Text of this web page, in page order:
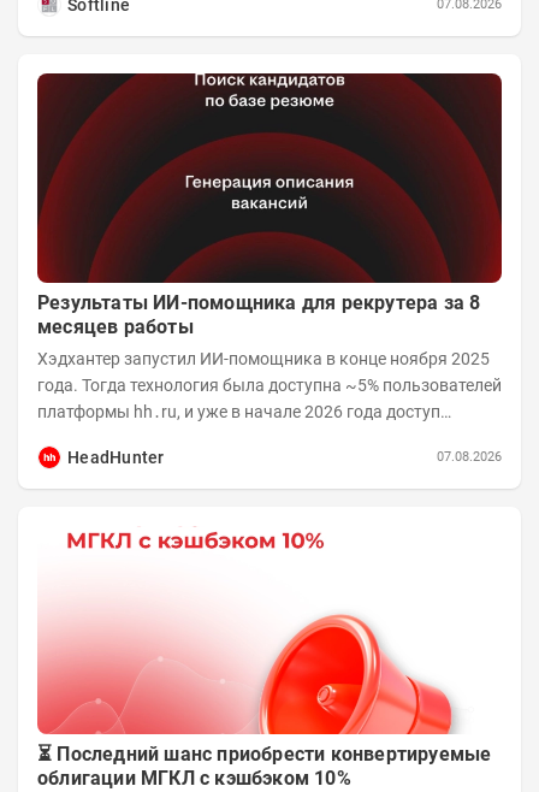
Softline
07.08.2026
Результаты ИИ-помощника для рекрутера за 8
месяцев работы
Хэдхантер запустил ИИ-помощника в конце ноября 2025
года. Тогда технология была доступна ~5% пользователей
платформы hh․ru, и уже в начале 2026 года доступ
HeadHunter
07.08.2026
⏳ Последний шанс приобрести конвертируемые
облигации МГКЛ с кэшбэком 10%